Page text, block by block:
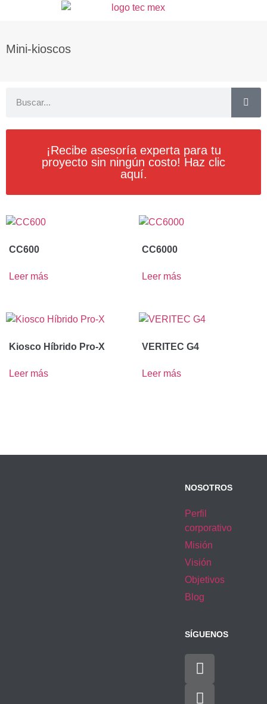
Mini-kioscos
¡Recibe asesoría experta para tu
proyecto sin ningún costo! Haz clic
aquí.
CC600
Leer más
CC6000
Leer más
Kiosco Híbrido Pro-X
Leer más
VERITEC G4
Leer más
NOSOTROS
Perfil
corporativo
Misión
Visión
Objetivos
Blog
SÍGUENOS